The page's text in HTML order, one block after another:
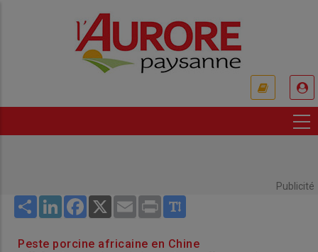
Publicité
Share LinkedInFacebook
X Email Print
Peste porcine africaine en Chine